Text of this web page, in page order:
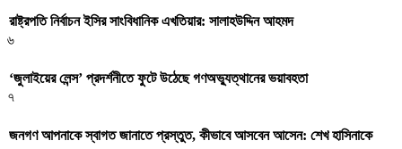
রাষ্ট্রপতি নির্বাচন ইসির সাংবিধানিক এখতিয়ার: সালাহউদ্দিন আহমদ
৬
‘জুলাইয়ের লেন্স’ প্রদর্শনীতে ফুটে উঠেছে গণঅভ্যুত্থানের ভয়াবহতা
৭
জনগণ আপনাকে স্বাগত জানাতে প্রস্তুত, কীভাবে আসবেন আসেন: শেখ হাসিনাকে